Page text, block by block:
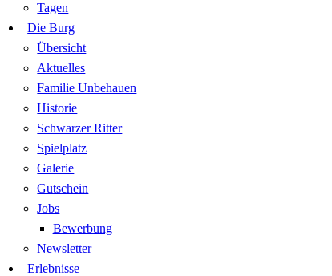
Tagen
Die Burg
Übersicht
Aktuelles
Familie Unbehauen
Historie
Schwarzer Ritter
Spielplatz
Galerie
Gutschein
Jobs
Bewerbung
Newsletter
Erlebnisse